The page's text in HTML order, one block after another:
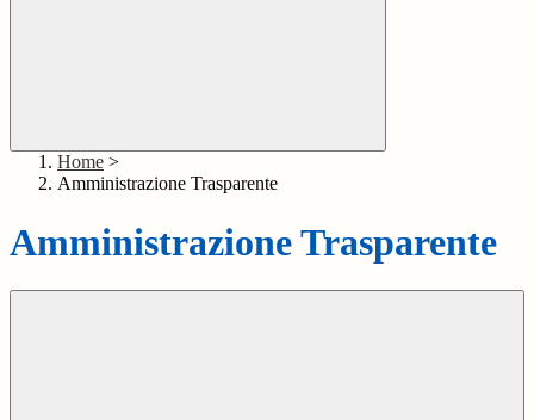
Home >
Amministrazione Trasparente
Amministrazione Trasparente